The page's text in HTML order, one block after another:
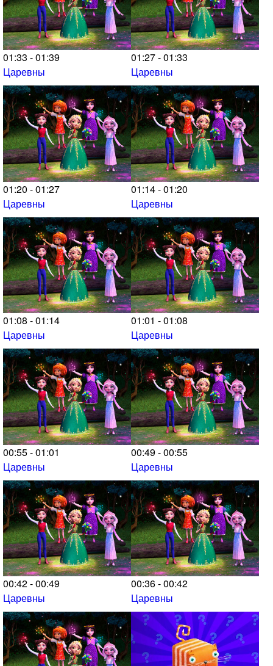
01:33 - 01:39
Царевны
01:27 - 01:33
Царевны
01:20 - 01:27
Царевны
01:14 - 01:20
Царевны
01:08 - 01:14
Царевны
01:01 - 01:08
Царевны
00:55 - 01:01
Царевны
00:49 - 00:55
Царевны
00:42 - 00:49
Царевны
00:36 - 00:42
Царевны